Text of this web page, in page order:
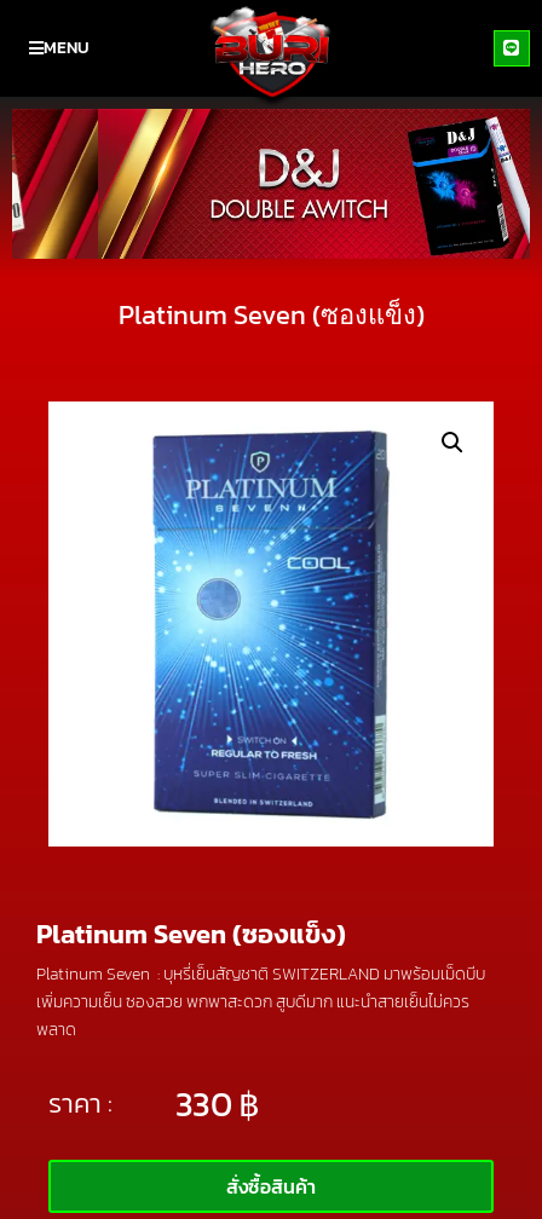
MENU
Platinum Seven (ซองแข็ง)
Platinum Seven (ซองแข็ง)
Platinum Seven : บุหรี่เย็นสัญชาติ SWITZERLAND มาพร้อมเม็ดบีบ
เพิ่มความเย็น ซองสวย พกพาสะดวก สูบดีมาก แนะนำสายเย็นไม่ควร
พลาด
ราคา : 330฿
สั่งซื้อสินค้า